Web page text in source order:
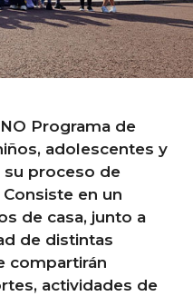
Programa de
adolescentes y
su proceso de
en un
de casa, junto a
de distintas
compartirán
actividades de